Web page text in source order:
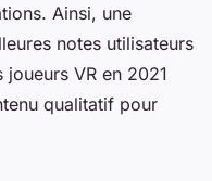
Ainsi, une
notes utilisateurs
joueurs VR en 2021
qualitatif pour